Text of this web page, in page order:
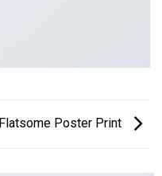
Flatsome Poster Print